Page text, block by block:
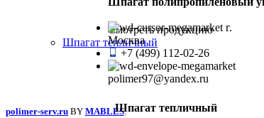
Смотреть продукцию
Шпагат тепличный
Шпагат тепличный
г.
Москва
+7 (499) 112-02-26
polimer97@yandex.ru
polimer-serv.ru BY MABLES.